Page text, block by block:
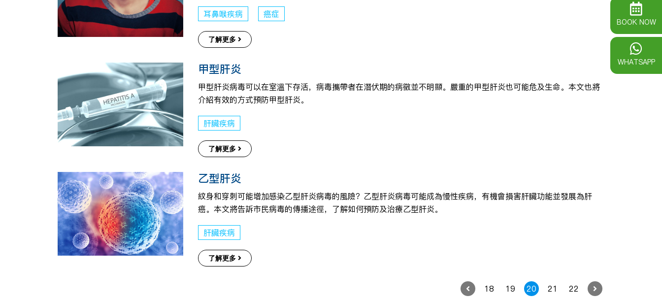
耳鼻喉疾病 癌症
了解更多
甲型肝炎
甲型肝炎病毒可以在室溫下存活，病毒攜帶者在潛伏期的病徵並不明顯。嚴重的甲型肝炎也可能危及生命。本文也將
介紹有效的方式預防甲型肝炎。
肝臟疾病
了解更多
乙型肝炎
紋身和穿刺可能增加感染乙型肝炎病毒的風險？乙型肝炎病毒可能成為慢性疾病，有機會損害肝臟功能並發展為肝
癌。本文將告訴市民病毒的傳播途徑，了解如何預防及治療乙型肝炎。
肝臟疾病
了解更多
18 19 20 21 22
BOOK NOW
WHATSAPP